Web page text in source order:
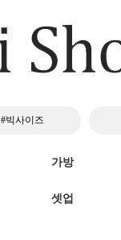
#빅사이즈
가방
셋업